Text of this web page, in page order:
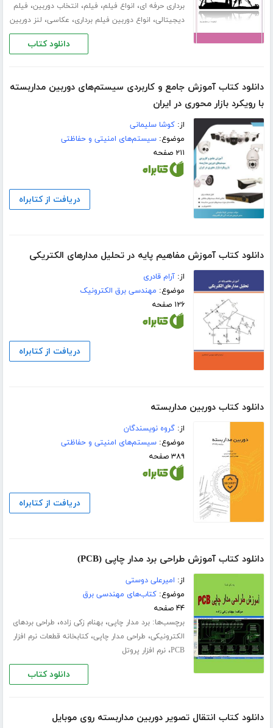
برداری حرفه ای، انواع فیلم، فیلم، انتخاب دوربین، فیلم
دیجیتالی، انواع دوربین فیلم برداری، عکاسی، لنز دوربین
دانلود کتاب
دانلود کتاب آموزش جامع و کاربردی سیستم‌های دوربین مداربسته
با رویکرد بازار محوری در ایران
از:کوشا سلیمانی
موضوع:سیستم‌های امنیتی و حفاظتی
۲۱۱ صفحه
دریافت از کتابراه
دانلود کتاب آموزش مفاهیم پایه در تحلیل مدارهای الکتریکی
از:آرام قادری
موضوع: مهندسی برق الکترونیک
۱۲۶ صفحه
دریافت از کتابراه
دانلود کتاب دوربین مداربسته
از:گروه نویسندگان
موضوع:سیستم‌های امنیتی و حفاظتی
۳۸۹ صفحه
دریافت از کتابراه
دانلود کتاب آموزش طراحی برد مدار چاپی (PCB)
از: امیرعلی دوستی
موضوع:کتاب‌های مهندسی برق
۴۴ صفحه
برچسب‌ها:برد مدار چاپی،بهنام زکی زاده، طراحی بردهای
الکترونیکی، طراحی مدار چاپی،کتابخانه قطعات نرم افزار
PCB،نرم افزار پروتل
دانلود کتاب
دانلود کتاب انتقال تصویر دوربین مداربسته روی موبایل